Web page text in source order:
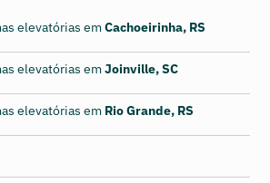
elevatórias emCachoeirinha, RS
elevatórias emJoinville, SC
elevatórias em Rio Grande, RS